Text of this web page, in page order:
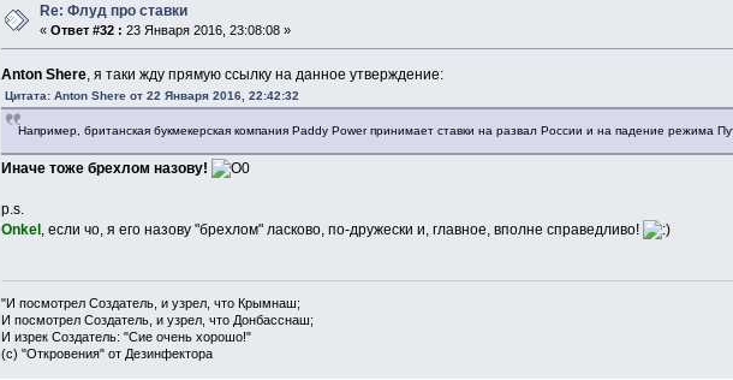
Re: Флуд про ставки
«Ответ #32 : 23 Января 2016, 23:08:08 »
Anton Shere, я таки жду прямую ссылку на данное утверждение:
Цитата: Anton Shere от 22 Января 2016, 22:42:32
Например, британская букмекерская компания Paddy Power принимает ставки на развал России и на падение режима
Иначе тоже брехлом назову!
p.s.
Onkel, если чо, я его назову "брехлом" ласково, по-дружески и, главное, вполне справедливо!
"И посмотрел Создатель, и узрел, что Крымнаш;
И посмотрел Создатель, и узрел, что Донбасснаш;
И изрек Создатель: "Сие очень хорошо!"
(с) "Откровения" от Дезинфектора